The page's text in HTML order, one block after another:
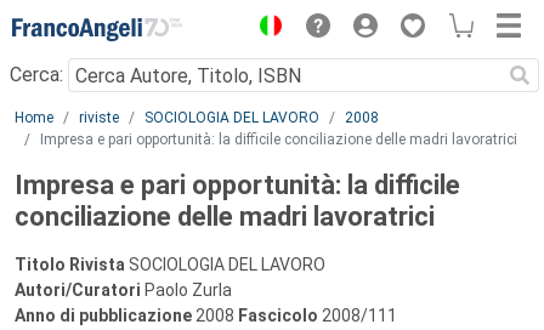
Menu
Cerca:
Main content
Home riviste SOCIOLOGIA DEL LAVORO
2008
Impresa e pari opportunità: la difficile conciliazione delle madri lavoratrici
Impresa e pari opportunità: la difficile
conciliazione delle madri lavoratrici
Titolo Rivista SOCIOLOGIA DEL LAVORO
Autori/Curatori Paolo Zurla
Anno di pubblicazione 2008 Fascicolo 2008/111